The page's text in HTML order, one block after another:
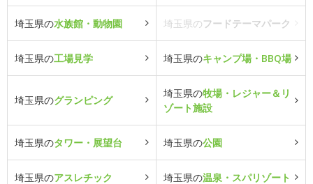
埼玉県の水族館・動物園 埼玉県のフードテーマパーク
埼玉県の工場見学 埼玉県のキャンプ場・BBQ場
埼玉県のグランピング
埼玉県の牧場・レジャー＆リ
ゾート施設
埼玉県のタワー・展望台 埼玉県の公園
埼玉県のアスレチック 埼玉県の温泉・スパリゾート